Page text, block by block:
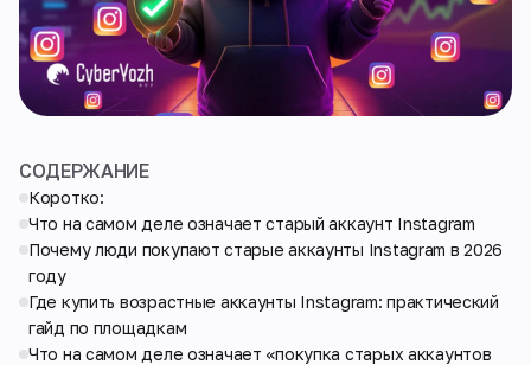
СОДЕРЖАНИЕ
Коротко:
Что на самом деле означает старый аккаунт Instagram
Почему люди покупают старые аккаунты Instagram в 2026
году
Где купить возрастные аккаунты Instagram: практический
гайд по площадкам
Что на самом деле означает «покупка старых аккаунтов